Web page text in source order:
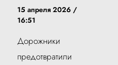
15 апреля 2026 /
16:51
Дорожники
предотвратили